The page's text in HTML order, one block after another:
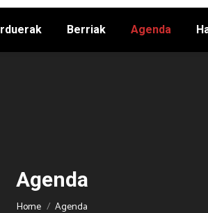
Berriak Agenda
Agenda
You are here:
Home Agenda